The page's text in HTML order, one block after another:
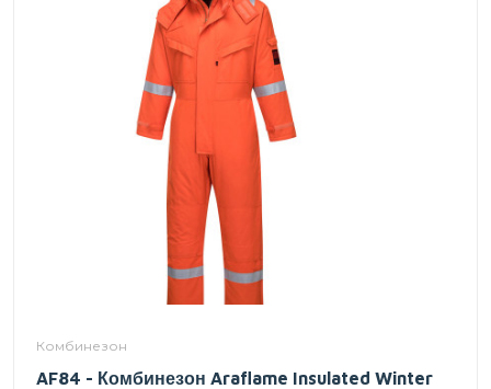
Комбинезон
AF84 - Комбинезон Araflame Insulated Winter